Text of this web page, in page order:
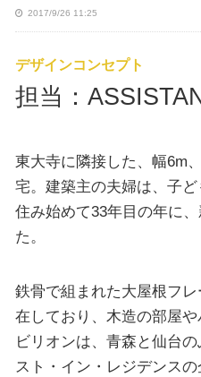
2017/9/26 11:25
デザインコンセプト
担当：
東大寺に隣接した、幅6m
宅。建築主の夫婦は、子
住み始めて33年目の年に
た。
鉄骨で組まれた大屋根フ
在しており、木造の部屋
ビリオンは、青森と仙台
スト・イン・レジデンス